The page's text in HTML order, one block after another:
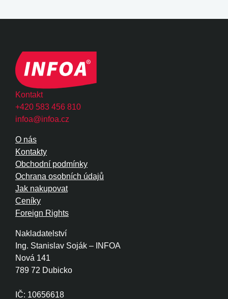
Kontakt
+420 583 456 810
infoa@infoa.cz
Nakladatelství
Ing. Stanislav Soják – INFOA
Nová 141
789 72 Dubicko
IČ: 10656618
O nás
Kontakty
Obchodní podmínky
Ochrana osobních údajů
Jak nakupovat
Ceníky
Foreign Rights